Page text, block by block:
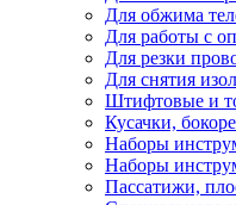
Для обжима
Для работы с
Для резки
Для снятия
Штифтовые и
Кусачки,
Наборы
Наборы
Пассатижи,